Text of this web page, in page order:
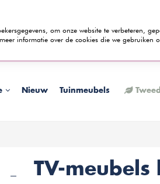
Wist je dat je ook in termijnen kunt
Nieuw Tuinmeubels
TV-meubels
om onze website te verbeteren,
informatie over de cookies die we gebruiken